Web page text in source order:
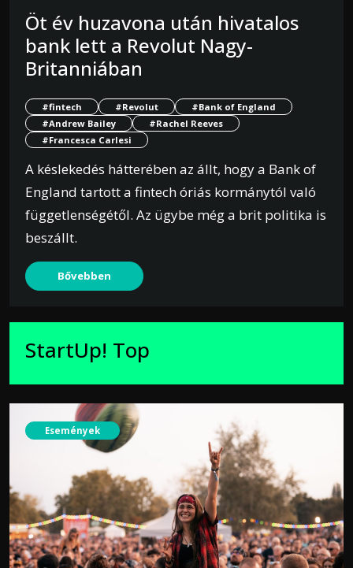
Öt év huzavona után hivatalos
bank lett a Revolut Nagy-
Britanniában
#fintech #Revolut
#Bank of England
#Andrew Bailey
#Rachel Reeves
#Francesca Carlesi
A késlekedés hátterében az állt, hogy a Bank of
England tartott a fintech óriás kormánytól való
függetlenségétől. Az ügybe még a brit politika is
beszállt.
Bővebben
StartUp! Top
Események